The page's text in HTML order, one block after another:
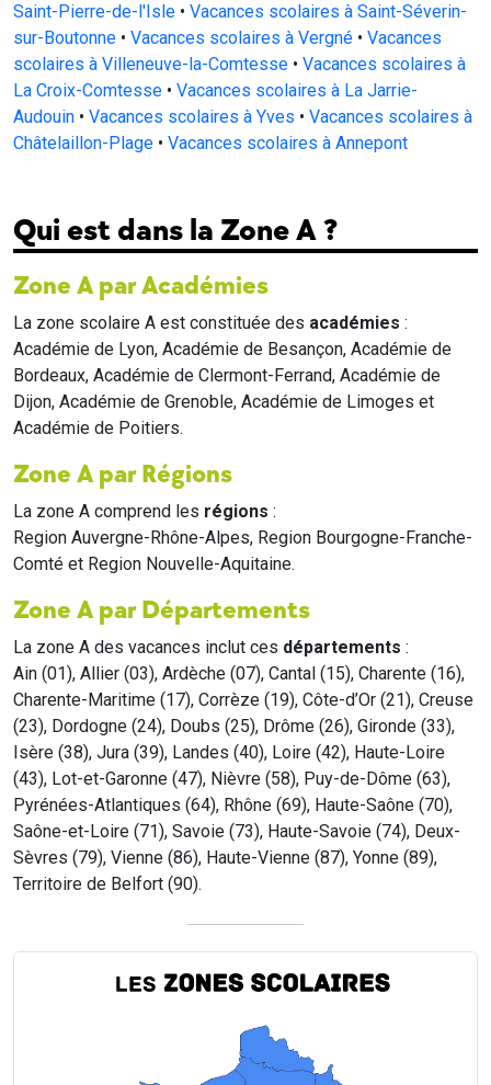
Saint-Pierre-de-l'Isle • Vacances scolaires à Saint-Séverin-
sur-Boutonne • Vacances scolaires à Vergné • Vacances
scolaires à Villeneuve-la-Comtesse • Vacances scolaires à
La Croix-Comtesse • Vacances scolaires à La Jarrie-
Audouin • Vacances scolaires à Yves • Vacances scolaires à
Châtelaillon-Plage • Vacances scolaires à Annepont
Qui est dans la Zone A ?
Zone A par Académies
La zone scolaire A est constituée des académies :
Académie de Lyon, Académie de Besançon, Académie de
Bordeaux, Académie de Clermont-Ferrand, Académie de
Dijon, Académie de Grenoble, Académie de Limoges et
Académie de Poitiers.
Zone A par Régions
La zone A comprend les régions :
Region Auvergne-Rhône-Alpes, Region Bourgogne-Franche-
Comté et Region Nouvelle-Aquitaine.
Zone A par Départements
La zone A des vacances inclut ces départements :
Ain (01), Allier (03), Ardèche (07), Cantal (15), Charente (16),
Charente-Maritime (17), Corrèze (19), Côte-d’Or (21), Creuse
(23), Dordogne (24), Doubs (25), Drôme (26), Gironde (33),
Isère (38), Jura (39), Landes (40), Loire (42), Haute-Loire
(43), Lot-et-Garonne (47), Nièvre (58), Puy-de-Dôme (63),
Pyrénées-Atlantiques (64), Rhône (69), Haute-Saône (70),
Saône-et-Loire (71), Savoie (73), Haute-Savoie (74), Deux-
Sèvres (79), Vienne (86), Haute-Vienne (87), Yonne (89),
Territoire de Belfort (90).